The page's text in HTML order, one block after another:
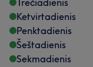
Trečiadienis
Ketvirtadienis
Penktadienis
Šeštadienis
Sekmadienis